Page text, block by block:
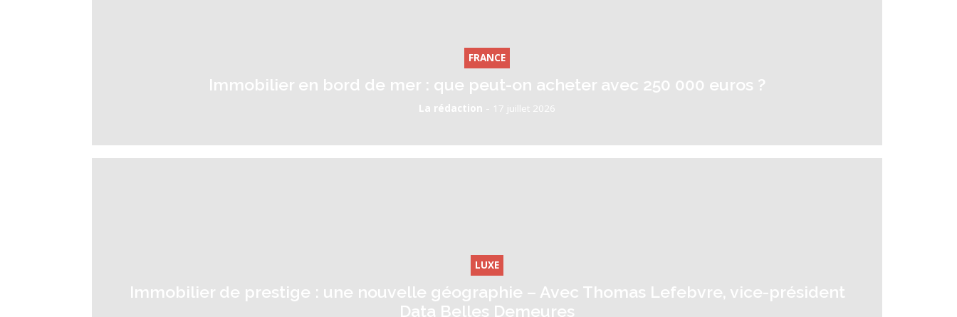
FRANCE
Immobilier en bord de mer : que peut-on acheter avec 250 000 euros ?
La rédaction - 17 juillet 2026
LUXE
Immobilier de prestige : une nouvelle géographie – Avec Thomas Lefebvre, vice-président
Data Belles Demeures